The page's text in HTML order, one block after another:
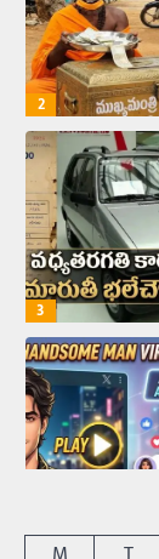
2
3
4